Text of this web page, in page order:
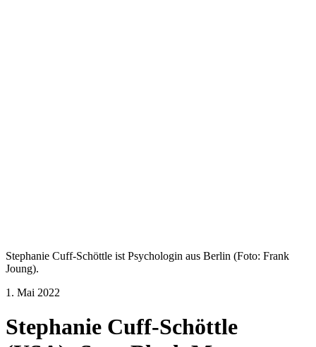
Stephanie Cuff-Schöttle ist Psychologin aus Berlin (Foto: Frank
Joung).
1. Mai 2022
Stephanie Cuff-Schöttle